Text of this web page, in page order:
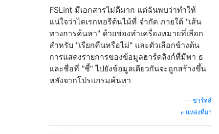
FSLint มีเอกสารไม่ดีมาก แต่ฉันพบว่าทำให้
แน่ใจว่าไดเรกทอรีต้นไม้ที่ จำกัด ภายใต้ "เส้น
ทางการค้นหา" ด้วยช่องทำเครื่องหมายที่เลือก
สำหรับ "เรียกคืนหรือไม่" และตัวเลือกข้างต้น
การแสดงรายการของข้อมูลฮาร์ดลิงก์ที่มีพา ธ
และชื่อที่ "ชี้" ไปยังข้อมูลเดียวกันจะถูกสร้างขึ้น
หลังจากโปรแกรมค้นหา
ชาร์ลส์
แหล่งที่มา